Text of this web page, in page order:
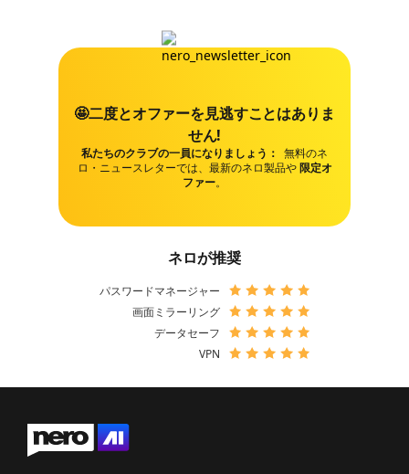
🤩二度とオファーを見逃すことはありま
せん!
私たちのクラブの一員になりましょう： 無料のネ
ロ・ニュースレターでは、最新のネロ製品や限定オ
ファー。
ネロが推奨
パスワードマネージャー
画面ミラーリング
データセーフ
VPN